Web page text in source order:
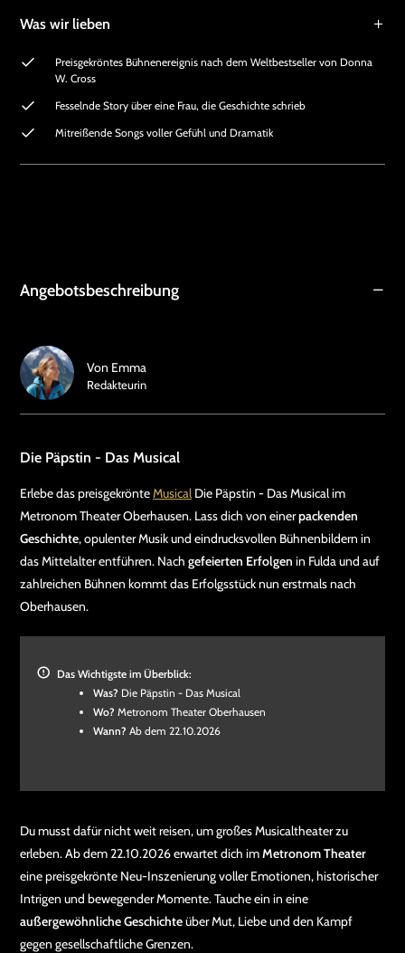
Was wir lieben
Preisgekröntes Bühnenereignis nach dem Weltbestseller von Donna
W. Cross
Fesselnde Story über eine Frau, die Geschichte schrieb
Mitreißende Songs voller Gefühl und Dramatik
Angebotsbeschreibung
Die Päpstin - Das Musical
Erlebe das preisgekrönteMusical Die Päpstin - Das Musical im
Metronom Theater Oberhausen. Lass dich von einerpackenden
Geschichte, opulenter Musik und eindrucksvollen Bühnenbildern in
das Mittelalter entführen. Nach gefeierten Erfolgen in Fulda und auf
zahlreichen Bühnen kommt das Erfolgsstück nun erstmals nach
Oberhausen.
Das Wichtigste im Überblick:
Was? Die Päpstin - Das Musical
Wo? Metronom Theater Oberhausen
Wann? Ab dem 22.10.2026
Du musst dafür nicht weit reisen, um großes Musicaltheater zu
erleben. Ab dem 22.10.2026 erwartet dich imMetronom Theater
eine preisgekrönte Neu-Inszenierung voller Emotionen, historischer
Intrigen und bewegender Momente. Tauche ein in eine
außergewöhnliche Geschichteüber Mut, Liebe und den Kampf
gegen gesellschaftliche Grenzen.
Von Emma
Redakteurin